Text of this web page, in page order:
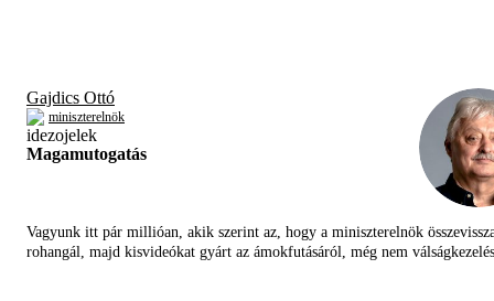
Gajdics Ottó
miniszterelnök
Magamutogatás
Vagyunk itt pár millióan, akik szerint az, hogy a miniszterelnök
rohangál, majd kisvideókat gyárt az ámokfutásáról, még nem